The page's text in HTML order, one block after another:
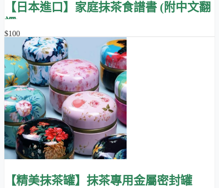
【日本進口】家庭抹茶食譜書 (附中文翻
譯)
$100
【精美抹茶罐】抹茶專用金屬密封罐